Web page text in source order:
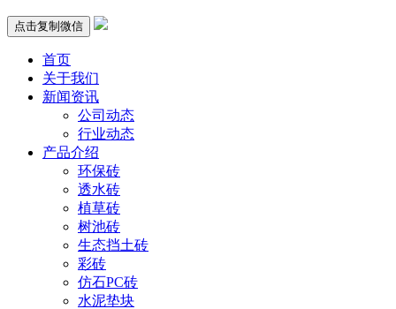
点击复制微信
首页
关于我们
新闻资讯
公司动态
行业动态
产品介绍
环保砖
透水砖
植草砖
树池砖
生态挡土砖
彩砖
仿石PC砖
水泥垫块